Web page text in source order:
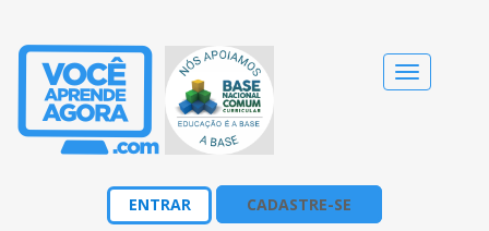
Alternar
navegação
ENTRAR CADASTRE-SE